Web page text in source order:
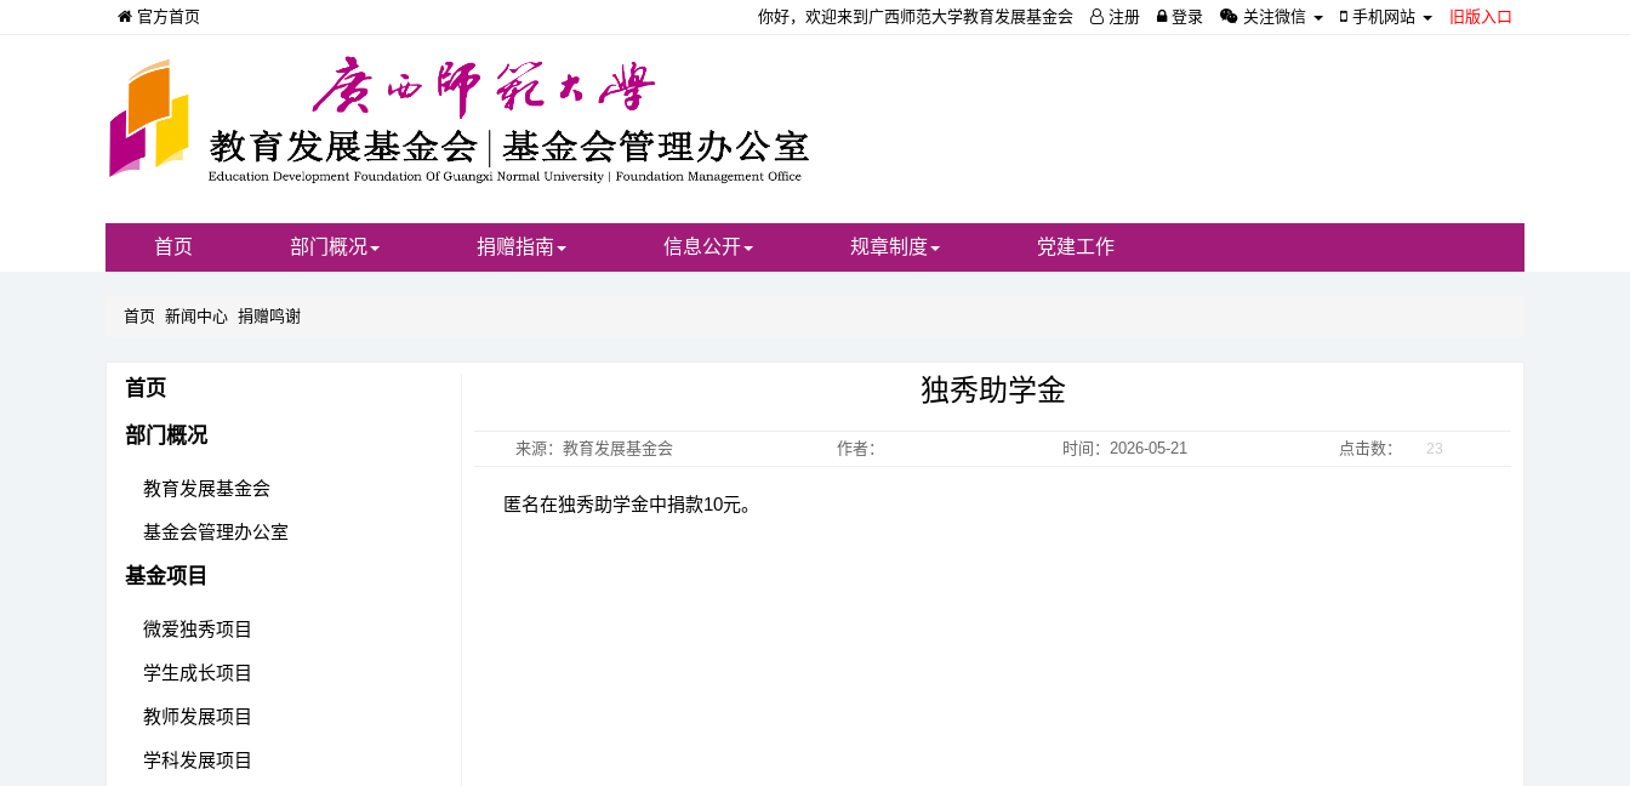
官方首页 你好，欢迎来到广西师范大学教育发展基金会 注册 登录 关注微信 手机网站 旧版入口
首页 部门概况 捐赠指南 信息公开 规章制度 党建工作
首页 新闻中心 捐赠鸣谢
首页
部门概况
教育发展基金会
基金会管理办公室
基金项目
微爱独秀项目
学生成长项目
教师发展项目
学科发展项目
独秀助学金
来源：教育发展基金会 作者： 时间：2026-05-21 点击数： 23
匿名在独秀助学金中捐款10元。